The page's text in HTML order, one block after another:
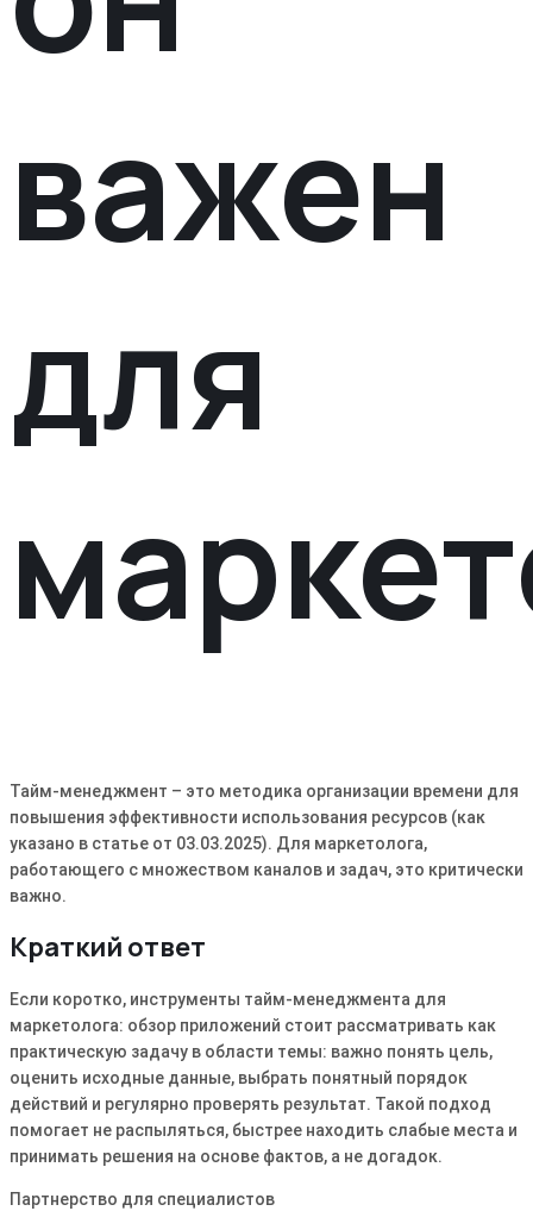
важен
для
Тайм-менеджмент – это методика организации времени для
повышения эффективности использования ресурсов (как
указано в статье от 03.03.2025). Для маркетолога,
работающего с множеством каналов и задач, это критически
важно.
Краткий ответ
Если коротко, инструменты тайм-менеджмента для
маркетолога: обзор приложений стоит рассматривать как
практическую задачу в области темы: важно понять цель,
оценить исходные данные, выбрать понятный порядок
действий и регулярно проверять результат. Такой подход
помогает не распыляться, быстрее находить слабые места и
принимать решения на основе фактов, а не догадок.
Партнерство для специалистов